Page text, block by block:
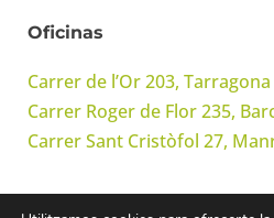
Oficinas
Carrer de l’Or 203,
Carrer Roger de Flor 235,
Carrer Sant Cristòfol 27,